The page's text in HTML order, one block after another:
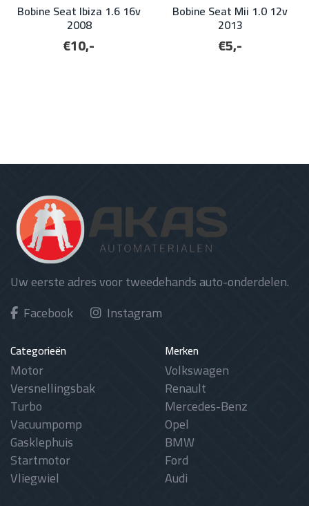
Bobine Seat Ibiza 1.6 16v
2008
€10,-
Bobine Seat Mii 1.0 12v
2013
€5,-
Uw eerste adres voor tweedehands auto-onderdelen.
Facebook
Instagram
Categorieën
Motor
Versnellingsbak
Turbo
Vacuumpomp
Gasklephuis
Startmotor
Vliegwiel
Merken
Volkswagen
Renault
Mercedes-Benz
Opel
BMW
Ford
Audi